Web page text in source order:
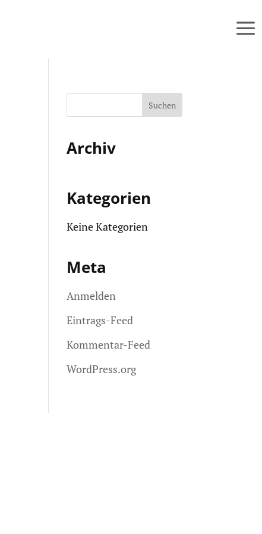
Archiv
Kategorien
Keine Kategorien
Meta
Anmelden
Eintrags-Feed
Kommentar-Feed
WordPress.org